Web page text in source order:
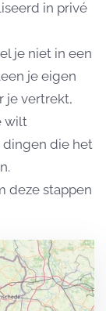
in privé
je niet in een
je eigen
je vertrekt,
wilt
dingen die het
deze stappen